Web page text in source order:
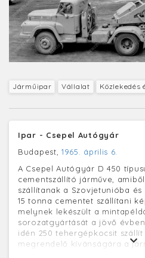
Járműipar Vállalat Közlekedés
Ipar - Csepel Autógyár
Budapest, 1965. április 6.
A Csepel Autógyár D 450
cementszállító járműve,
szállítanak a Szovjetunióba
15 tonna cementet szállítani
melynek lekészült a
sorozatgyártását a jövő
idén 250 tehergépkocsit
megrendelő kívánságára a